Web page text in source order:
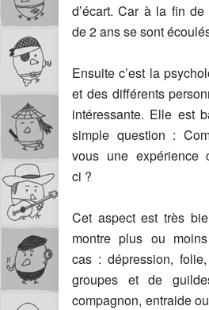
d’écart. Car à la fin de
de 2 ans se sont
Ensuite c’est la
et des différents
intéressante. Elle est
simple question :
vous une expérience
ci ?
Cet aspect est très
montre plus ou
cas : dépression,
groupes et de
compagnon, entraide